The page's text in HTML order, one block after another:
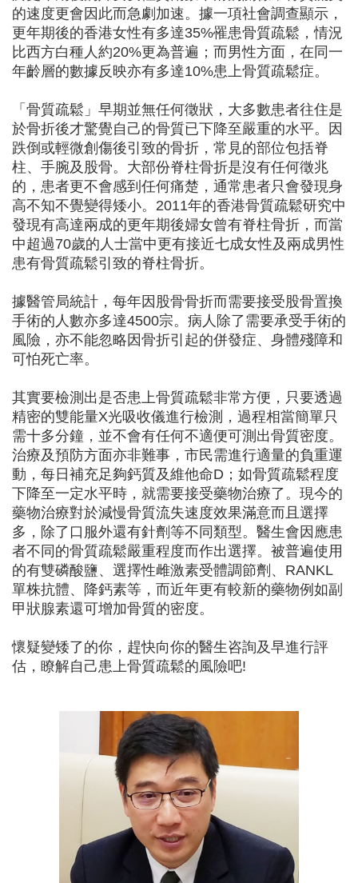
的速度更會因此而急劇加速。據一項社會調查顯示，
更年期後的香港女性有多達35%罹患骨質疏鬆，情況
比西方白種人約20%更為普遍；而男性方面，在同一
年齡層的數據反映亦有多達10%患上骨質疏鬆症。
「骨質疏鬆」早期並無任何徵狀，大多數患者往住是
於骨折後才驚覺自己的骨質已下降至嚴重的水平。因
跌倒或輕微創傷後引致的骨折，常見的部位包括脊
柱、手腕及股骨。大部份脊柱骨折是沒有任何徵兆
的，患者更不會感到任何痛楚，通常患者只會發現身
高不知不覺變得矮小。2011年的香港骨質疏鬆研究中
發現有高達兩成的更年期後婦女曾有脊柱骨折，而當
中超過70歲的人士當中更有接近七成女性及兩成男性
患有骨質疏鬆引致的脊柱骨折。
據醫管局統計，每年因股骨骨折而需要接受股骨置換
手術的人數亦多達4500宗。病人除了需要承受手術的
風險，亦不能忽略因骨折引起的併發症、身體殘障和
可怕死亡率。
其實要檢測出是否患上骨質疏鬆非常方便，只要透過
精密的雙能量X光吸收儀進行檢測，過程相當簡單只
需十多分鐘，並不會有任何不適便可測出骨質密度。
治療及預防方面亦非難事，市民需進行適量的負重運
動，每日補充足夠鈣質及維他命D；如骨質疏鬆程度
下降至一定水平時，就需要接受藥物治療了。現今的
藥物治療對於減慢骨質流失速度效果滿意而且選擇
多，除了口服外還有針劑等不同類型。醫生會因應患
者不同的骨質疏鬆嚴重程度而作出選擇。被普遍使用
的有雙磷酸鹽、選擇性雌激素受體調節劑、RANKL
單株抗體、降鈣素等，而近年更有較新的藥物例如副
甲狀腺素還可增加骨質的密度。
懷疑變矮了的你，趕快向你的醫生咨詢及早進行評
估，瞭解自己患上骨質疏鬆的風險吧!